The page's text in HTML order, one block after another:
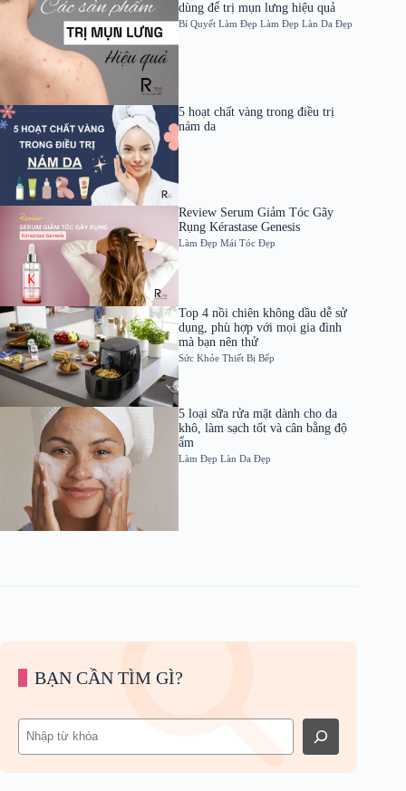
dùng để trị mụn lưng hiệu quả
Bí Quyết Làm Đẹp Làm Đẹp Làn Da Đẹp
5 hoạt chất vàng trong điều trị
nám da
Review Serum Giảm Tóc Gãy
Rụng Kérastase Genesis
Làm Đẹp Mái Tóc Đẹp
Top 4 nồi chiên không dầu dễ sử
dụng, phù hợp với mọi gia đình
mà bạn nên thử
Sức Khỏe Thiết Bị Bếp
5 loại sữa rửa mặt dành cho da
khô, làm sạch tốt và cân bằng độ
ẩm
Làm Đẹp Làn Da Đẹp
BẠN CẦN TÌM GÌ?
Tìm
kiếm